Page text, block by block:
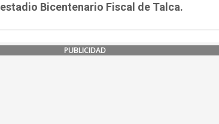
Bicentenario Fiscal de Talca.
PUBLICIDAD